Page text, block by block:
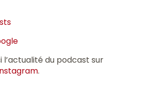
l’actualité du podcast sur
.